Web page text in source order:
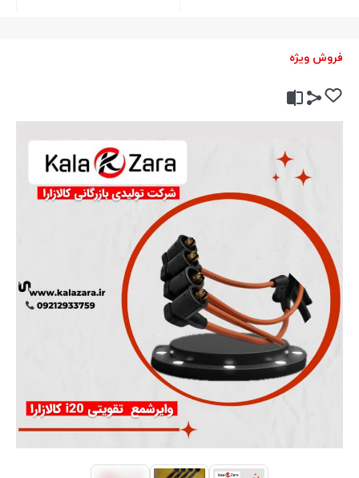
فروش ویژه